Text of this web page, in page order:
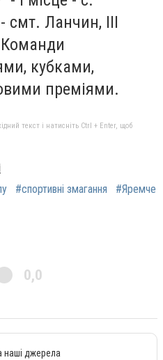
смт. Ланчин, ІІІ
кубками,
преміями.
текст і натисніть Ctrl + Enter, щоб
#спортивні змагання #Яремче
0,0
наші джерела